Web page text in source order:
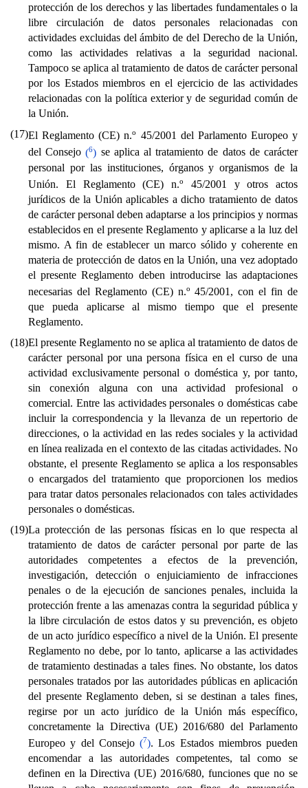
protección de los derechos y las libertades fundamentales o la
libre circulación de datos personales relacionadas con
actividades excluidas del ámbito de del Derecho de la Unión,
como las actividades relativas a la seguridad nacional.
Tampoco se aplica al tratamiento de datos de carácter personal
por los Estados miembros en el ejercicio de las actividades
relacionadas con la política exterior y de seguridad común de
la Unión.
(17)El Reglamento (CE) n.o
45/2001 del Parlamento Europeo y
del Consejo(6) se aplica al tratamiento de datos de carácter
personal por las instituciones, órganos y organismos de la
Unión. El Reglamento (CE) n.o
45/2001 y otros actos
jurídicos de la Unión aplicables a dicho tratamiento de datos
de carácter personal deben adaptarse a los principios y normas
establecidos en el presente Reglamento y aplicarse a la luz del
mismo. A fin de establecer un marco sólido y coherente en
materia de protección de datos en la Unión, una vez adoptado
el presente Reglamento deben introducirse las adaptaciones
necesarias del Reglamento (CE) n.o 45/2001, con el fin de
que pueda aplicarse al mismo tiempo que el presente
Reglamento.
(18)El presente Reglamento no se aplica al tratamiento de datos de
carácter personal por una persona física en el curso de una
actividad exclusivamente personal o doméstica y, por tanto,
sin conexión alguna con una actividad profesional o
comercial. Entre las actividades personales o domésticas cabe
incluir la correspondencia y la llevanza de un repertorio de
direcciones, o la actividad en las redes sociales y la actividad
en línea realizada en el contexto de las citadas actividades. No
obstante, el presente Reglamento se aplica a los responsables
o encargados del tratamiento que proporcionen los medios
para tratar datos personales relacionados con tales actividades
personales o domésticas.
(19)La protección de las personas físicas en lo que respecta al
tratamiento de datos de carácter personal por parte de las
autoridades competentes a efectos de la prevención,
investigación, detección o enjuiciamiento de infracciones
penales o de la ejecución de sanciones penales, incluida la
protección frente a las amenazas contra la seguridad pública y
la libre circulación de estos datos y su prevención, es objeto
de un acto jurídico específico a nivel de la Unión. El presente
Reglamento no debe, por lo tanto, aplicarse a las actividades
de tratamiento destinadas a tales fines. No obstante, los datos
personales tratados por las autoridades públicas en aplicación
del presente Reglamento deben, si se destinan a tales fines,
regirse por un acto jurídico de la Unión más específico,
concretamente la Directiva (UE) 2016/680 del Parlamento
Europeo y del Consejo (7). Los Estados miembros pueden
encomendar a las autoridades competentes, tal como se
definen en la Directiva (UE) 2016/680, funciones que no se